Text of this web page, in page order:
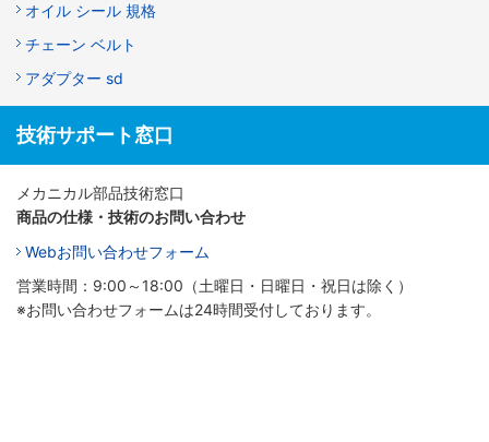
オイル シール 規格
チェーン ベルト
アダプター sd
技術サポート窓口
メカニカル部品技術窓口
商品の仕様・技術のお問い合わせ
Webお問い合わせフォーム
営業時間：9:00～18:00（土曜日・日曜日・祝日は除く）
※お問い合わせフォームは24時間受付しております。